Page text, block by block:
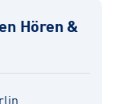
Hören &